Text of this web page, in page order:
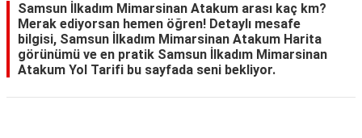
Samsun İlkadım Mimarsinan Atakum arası kaç km?
Merak ediyorsan hemen öğren! Detaylı mesafe
bilgisi, Samsun İlkadım Mimarsinan Atakum Harita
görünümü ve en pratik Samsun İlkadım Mimarsinan
Atakum Yol Tarifi bu sayfada seni bekliyor.